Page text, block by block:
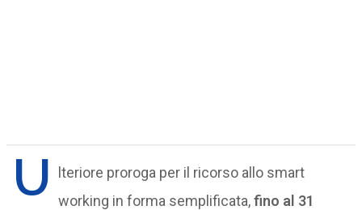
U
lteriore proroga per il ricorso allo smart
working in forma semplificata,fino al 31